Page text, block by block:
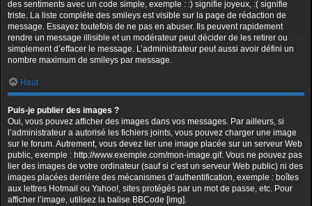
des sentiments avec un code simple, exemple : :) signifie joyeux, :( signifie
triste. La liste complète des smileys est visible sur la page de rédaction de
message. Essayez toutefois de ne pas en abuser. Ils peuvent rapidement
rendre un message illisible et un modérateur peut décider de les retirer ou
simplement d’effacer le message. L’administrateur peut aussi avoir défini un
nombre maximum de smileys par message.
Haut
Puis-je publier des images ?
Oui, vous pouvez afficher des images dans vos messages. Par ailleurs, si
l’administrateur a autorisé les fichiers joints, vous pouvez charger une image
sur le forum. Autrement, vous devez lier une image placée sur un serveur Web
public, exemple : http://www.exemple.com/mon-image.gif. Vous ne pouvez pas
lier des images de votre ordinateur (sauf si c’est un serveur Web public) ni des
images placées derrière des mécanismes d’authentification, exemple : boîtes
aux lettres Hotmail ou Yahoo!, sites protégés par un mot de passe, etc. Pour
afficher l’image, utilisez la balise BBCode [img].